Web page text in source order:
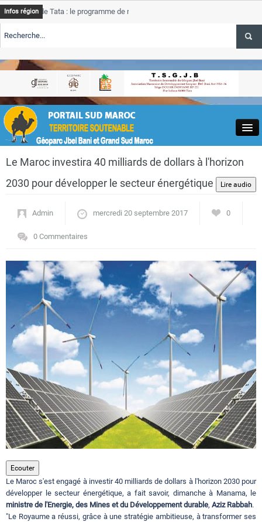
Close
Actualités
Circuits touristiques
Tourisme
Régions
Hotels
Evenements
Contact
Infos région
de Tata : le programme de rehabilitation post-inondations
TSGJB Tourisme : l’ONMT renforce l’aerien a Dakhla et
Tata
TSGJB Tourisme au Maroc : Transavia renforce les vols Paris-
Le Maroc investira 40 milliards de dollars à l'horizon
2030 pour développer le secteur énergétique
Admin mercredi 20 septembre 2017 0
0 Commentaires
Ecouter
Le Maroc s'est engagé à investir 40 milliards de dollars à l'horizon 2030 pour
développer le secteur énergétique, a fait savoir, dimanche à Manama, le
ministre de l'Energie, des Mines et du Développement durable, Aziz Rabbah.
"Le Royaume a réussi, grâce à une stratégie ambitieuse, à transformer ses